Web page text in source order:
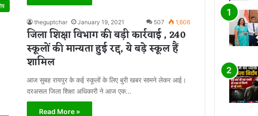
theguptchar January 19, 2021 507 1,606
जिला शिक्षा विभाग की बड़ी कार्रवाई , 240
स्कूलों की मान्यता हुई रद्द, ये बड़े स्कूल हैं
शामिल
आज सुबह रायपुर के कई स्कूलों के लिए बुरी खबर सामने लेकर आई।
दरअसल जिला शिक्षा अधिकारी ने आज एक…
Read More »